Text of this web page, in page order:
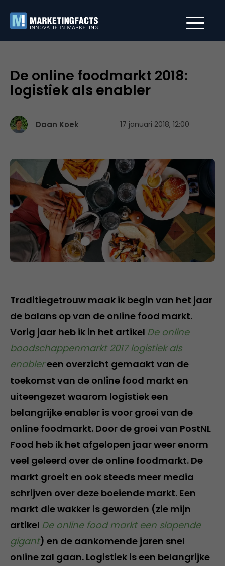
De online foodmarkt 2018:
logistiek als enabler
Daan Koek 17 januari 2018, 12:00
Traditiegetrouw maak ik begin van het jaar
de balans op van de online food markt.
Vorig jaar heb ik in het artikel De online
boodschappenmarkt 2017 logistiek als
enablereen overzicht gemaakt van de
toekomst van de online food markt en
uiteengezet waarom logistiek een
belangrijke enabler is voor groei van de
online foodmarkt. Door de groei van PostNL
Food heb ik het afgelopen jaar weer enorm
veel geleerd over de online foodmarkt. De
markt groeit en ook steeds meer media
schrijven over deze boeiende markt. Een
markt die wakker is geworden (zie mijn
artikel De online food markt een slapende
gigant) en de aankomende jaren snel
online zal gaan. Logistiek is een belangrijke